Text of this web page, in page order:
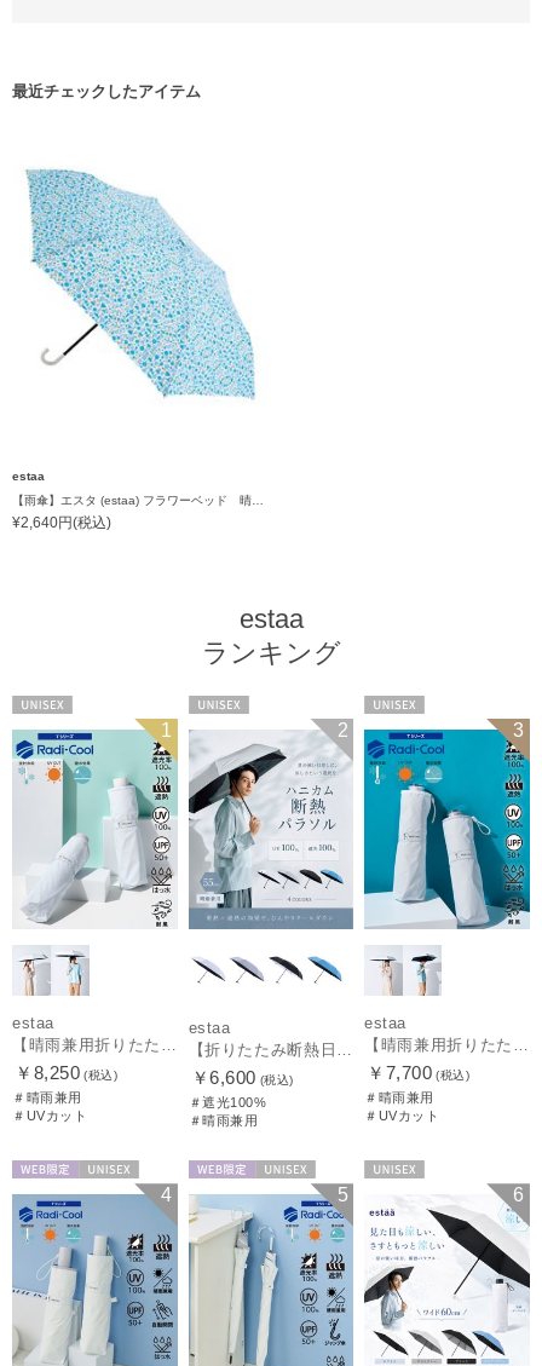
最近チェックしたアイテム
estaa
¥2,640円(税込)
estaa
ランキング
1
estaa
【晴雨兼用折りたたみ日傘】エスタ(estaa)REIKYAKUパラソル 大きめ60㎝ 世界初の放射冷却素材ラディクール 遮光100 UV100 耐風
￥8,250 (税込)
＃晴雨兼用
＃UVカット
2
estaa
【折りたたみ断熱日傘】エスタ (estaa) ハニカム断熱パラソル 55㎝ 折りたたみ傘 晴雨兼用 遮光100 UV100
￥6,600 (税込)
＃遮光100%
＃晴雨兼用
3
estaa
【晴雨兼用折りたたみ日傘】エスタ(estaa)REIKYAKUパラソル 54㎝ 世界初の放射冷却素材ラディクール 遮光100 UV100 耐風
￥7,700 (税込)
＃晴雨兼用
＃UVカット
4 5 6